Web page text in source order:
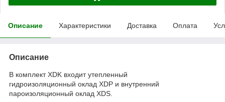
Описание Характеристики Доставка Оплата
Описание
В комплект XDK входит утепленный
гидроизоляционный оклад XDP и внутренний
пароизоляционный оклад XDS.